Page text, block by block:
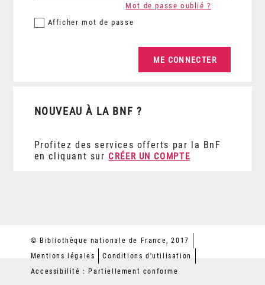
Afficher mot de passe
Mot de passe oublié ?
NOUVEAU À LA BNF ?
Profitez des services offerts par la BnF
en cliquant sur CRÉER UN COMPTE
© Bibliothèque nationale de France, 2017
Mentions légales
Conditions d'utilisation
Accessibilité : Partiellement conforme